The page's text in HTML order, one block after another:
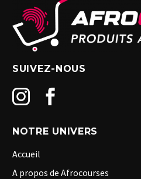
SUIVEZ-NOUS
NOTRE UNIVERS
Accueil
A propos de Afrocourses